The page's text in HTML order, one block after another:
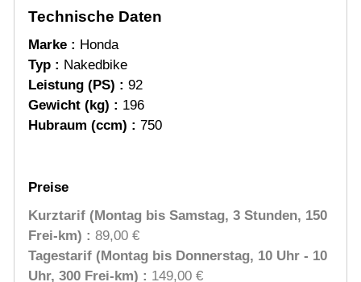
Technische Daten
Marke : Honda
Typ : Nakedbike
Leistung (PS) : 92
Gewicht (kg) : 196
Hubraum (ccm) : 750
Preise
Kurztarif (Montag bis Samstag, 3 Stunden, 150
Frei-km) : 89,00 €
Tagestarif (Montag bis Donnerstag, 10 Uhr - 10
Uhr, 300 Frei-km) : 149,00 €